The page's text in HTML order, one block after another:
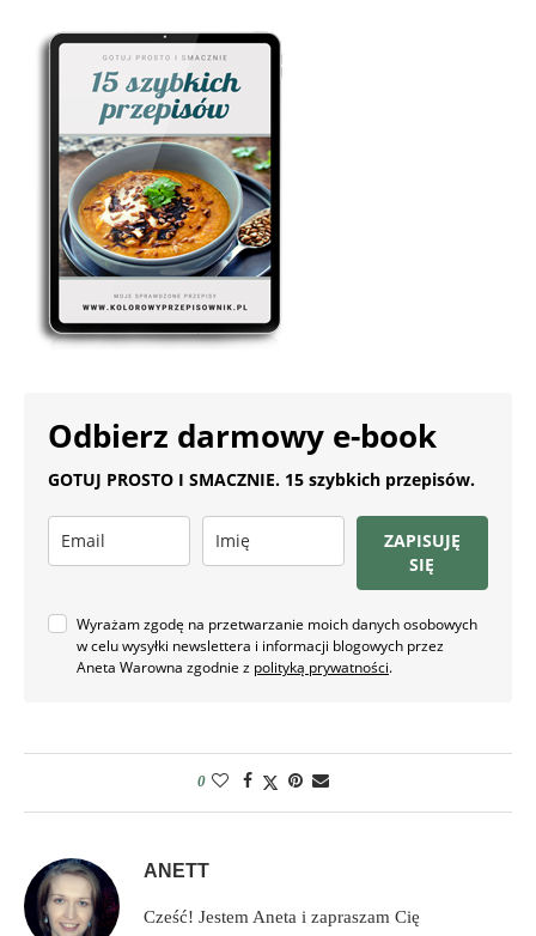
Odbierz darmowy e-book
GOTUJ PROSTO I SMACZNIE. 15 szybkich przepisów.
ZAPISUJĘ
SIĘ
Wyrażam zgodę na przetwarzanie moich danych osobowych
w celu wysyłki newslettera i informacji blogowych przez
Aneta Warowna zgodnie z polityką prywatności.
0
ANETT
Cześć! Jestem Aneta i zapraszam Cię